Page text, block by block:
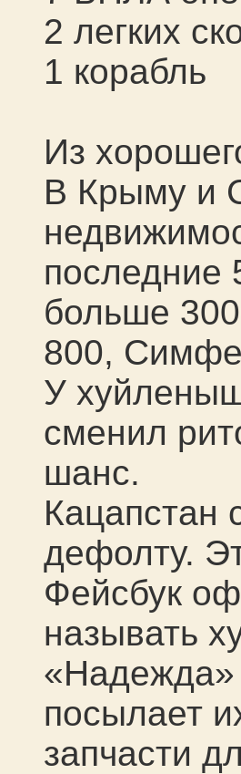
2 легких
1 корабль
Из
В Крыму и
последние
больше
800,
У
сменил
шанс.
Кацапстан
дефолту.
Фейсбук
называть
«Надежда»
посылает
запчасти